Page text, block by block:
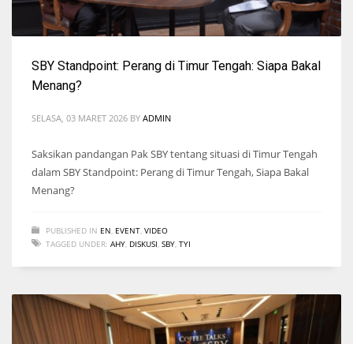
SBY Standpoint: Perang di Timur Tengah: Siapa Bakal
Menang?
SELASA, 03 MARET 2026 BY ADMIN
Saksikan pandangan Pak SBY tentang situasi di Timur Tengah
dalam SBY Standpoint: Perang di Timur Tengah, Siapa Bakal
Menang?
PUBLISHED IN EN EVENT VIDEO
TAGGED UNDER: AHY DISKUSI SBY TYI